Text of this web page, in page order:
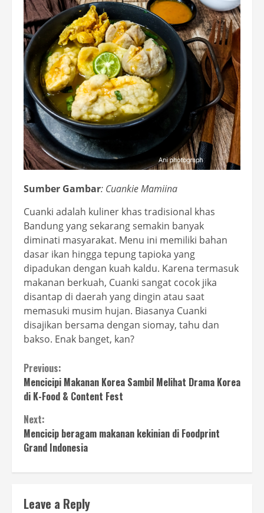
Sumber Gambar: Cuankie Mamiina
Cuanki adalah kuliner khas tradisional khas
Bandung yang sekarang semakin banyak
diminati masyarakat. Menu ini memiliki bahan
dasar ikan hingga tepung tapioka yang
dipadukan dengan kuah kaldu. Karena termasuk
makanan berkuah, Cuanki sangat cocok jika
disantap di daerah yang dingin atau saat
memasuki musim hujan. Biasanya Cuanki
disajikan bersama dengan siomay, tahu dan
bakso. Enak banget, kan?
Continue
Reading
Previous:
Mencicipi Makanan Korea Sambil Melihat Drama Korea
di K-Food & Content Fest
Next:
Mencicip beragam makanan kekinian di Foodprint
Grand Indonesia
Leave a Reply